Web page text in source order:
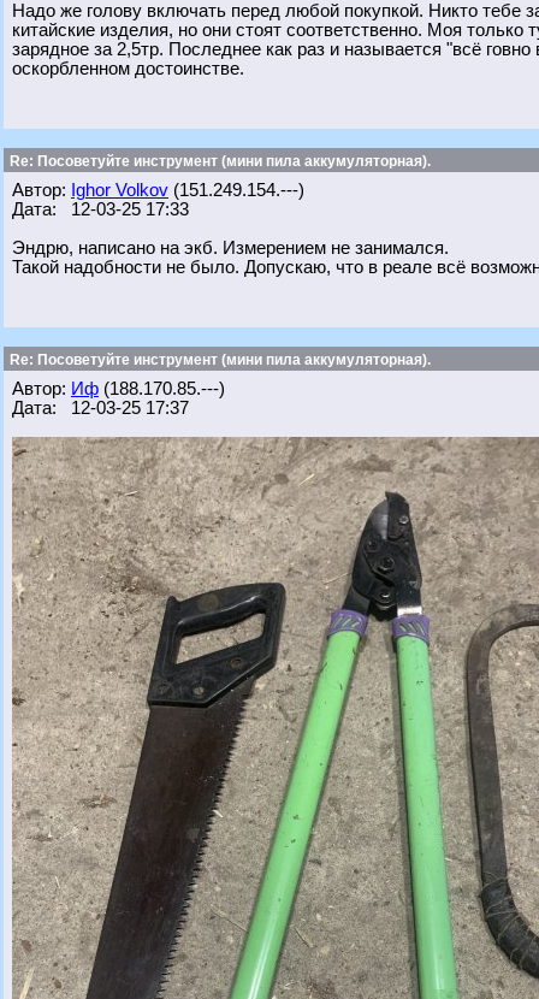
Надо же голову включать перед любой покупкой. Никто тебе
китайские изделия, но они стоят соответственно. Моя
зарядное за 2,5тр. Последнее как раз и называется "всё
оскорбленном достоинстве.
Re: Посоветуйте инструмент (мини пила аккумуляторная).
Автор: Ighor Volkov (151.249.154.---)
Дата: 12-03-25 17:33
Эндрю, написано на экб. Измерением не занимался.
Такой надобности не было. Допускаю, что в реале всё
Re: Посоветуйте инструмент (мини пила аккумуляторная).
Автор: Иф (188.170.85.---)
Дата: 12-03-25 17:37